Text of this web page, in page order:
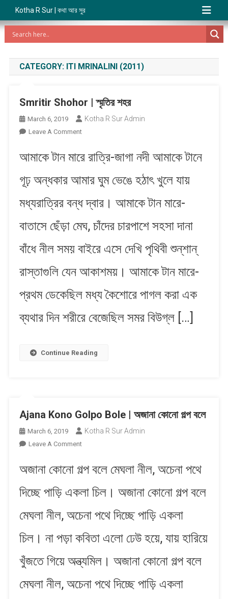
Kotha R Sur | কথা আর সুর
CATEGORY: ITI MRINALINI (2011)
Smritir Shohor | স্মৃতির শহর
March 6, 2019 Kotha R Sur Admin
Leave A CommentOn
Shohor
স্মৃতির
আমাকে টান মারে রাত্রি-জাগা নদী আমাকে টানে
গূঢ় অন্ধকার আমার ঘুম ভেঙে হঠাৎ খুলে যায়
মধ্যরাত্রির বন্ধ দ্বার। আমাকে টান মারে-
বাতাসে ছেঁড়া মেঘ, চাঁদের চারপাশে সহসা দানা
বাঁধে নীল সময় বাইরে এসে দেখি পৃথিবী শুন্‌শান্‌
রাস্তাগুলি যেন আকাশময়। আমাকে টান মারে-
প্রথম ডেকেছিল মধ্য কৈশোরে পাগল করা এক
ব্যথার দিন শরীরে বেজেছিল সমর বিউগ্‌ল […]
Continue Reading
Ajana Kono Golpo Bole | অজানা কোনো গল্প বলে
March 6, 2019 Kotha R Sur Admin
Leave A CommentOn
Kono
Bole
অজানা
গল্প
অজানা কোনো গল্প বলে মেঘলা নীল, অচেনা পথে
দিচ্ছে পাড়ি একলা চিল। অজানা কোনো গল্প বলে
মেঘলা নীল, অচেনা পথে দিচ্ছে পাড়ি একলা
চিল। না পড়া কবিতা এলো ঢেউ হয়ে, যায় হারিয়ে
খুঁজতে গিয়ে অন্ত্যমিল। অজানা কোনো গল্প বলে
মেঘলা নীল, অচেনা পথে দিচ্ছে পাড়ি একলা